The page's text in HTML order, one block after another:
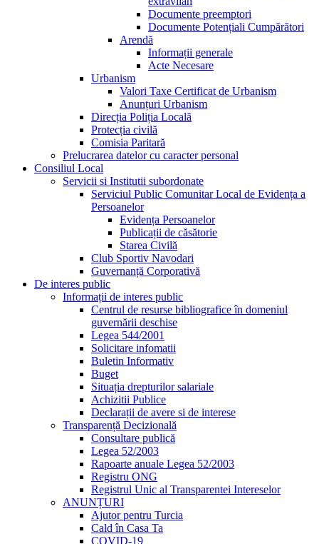
Documente preemptori
Documente Potențiali Cumpărători
Arendă
Informații generale
Acte Necesare
Urbanism
Valori Taxe Certificat de Urbanism
Anunțuri Urbanism
Direcția Poliția Locală
Protecția civilă
Comisia Paritară
Prelucrarea datelor cu caracter personal
Consiliul Local
Servicii si Institutii subordonate
Serviciul Public Comunitar Local de Evidența a
Persoanelor
Evidența Persoanelor
Publicații de căsătorie
Starea Civilă
Club Sportiv Navodari
Guvernanță Corporativă
De interes public
Informații de interes public
Centrul de resurse bibliografice în domeniul
guvernării deschise
Legea 544/2001
Solicitare infomatii
Buletin Informativ
Buget
Situația drepturilor salariale
Achizitii Publice
Declarații de avere si de interese
Transparență Decizională
Consultare publică
Legea 52/2003
Rapoarte anuale Legea 52/2003
Registru ONG
Registrul Unic al Transparentei Intereselor
ANUNȚURI
Ajutor pentru Turcia
Cald în Casa Ta
COVID-19